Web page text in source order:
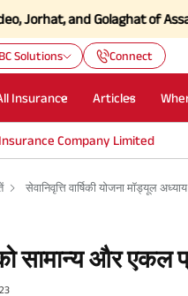
and Golaghat of AssamClick
Solutions Connect
Insurance Articles
Company Limited
सेवानिवृत्ति वार्षिकी योजना मॉड्यूल अध्याय
सामान्य और एकल